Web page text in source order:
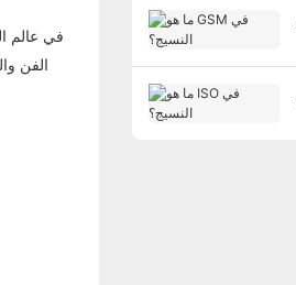
في عالم